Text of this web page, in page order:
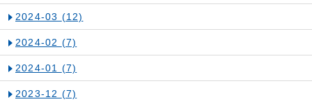
2024-03 (12)
2024-02 (7)
2024-01 (7)
2023-12 (7)